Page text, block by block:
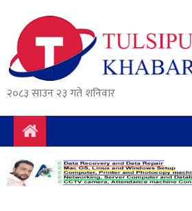
२०८३ साउन २३ गते शनिवार
समाचार
राजनीति
सुरक्षा/
अपराध
दुर्घटना
विचार